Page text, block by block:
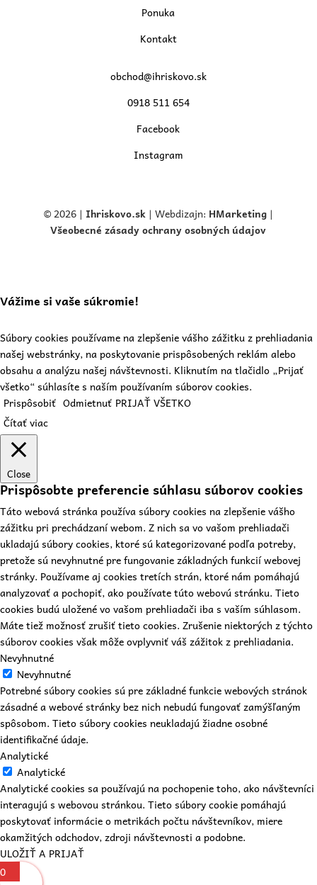
Ponuka
Kontakt
obchod@ihriskovo.sk
0918 511 654
Facebook
Instagram
© 2026 | Ihriskovo.sk| Webdizajn: HMarketing |
Všeobecné zásady ochrany osobných údajov
Vážime si vaše súkromie!
Súbory cookies používame na zlepšenie vášho zážitku z prehliadania
našej webstránky, na poskytovanie prispôsobených reklám alebo
obsahu a analýzu našej návštevnosti. Kliknutím na tlačidlo „Prijať
všetko“ súhlasíte s naším používaním súborov cookies.
Prispôsobiť Odmietnuť PRIJAŤ VŠETKO
Čítať viac
Close
Prispôsobte preferencie súhlasu súborov cookies
Táto webová stránka používa súbory cookies na zlepšenie vášho
zážitku pri prechádzaní webom. Z nich sa vo vašom prehliadači
ukladajú súbory cookies, ktoré sú kategorizované podľa potreby,
pretože sú nevyhnutné pre fungovanie základných funkcií webovej
stránky. Používame aj cookies tretích strán, ktoré nám pomáhajú
analyzovať a pochopiť, ako používate túto webovú stránku. Tieto
cookies budú uložené vo vašom prehliadači iba s vaším súhlasom.
Máte tiež možnosť zrušiť tieto cookies. Zrušenie niektorých z týchto
súborov cookies však môže ovplyvniť váš zážitok z prehliadania.
Nevyhnutné
Nevyhnutné
Potrebné súbory cookies sú pre základné funkcie webových stránok
zásadné a webové stránky bez nich nebudú fungovať zamýšľaným
spôsobom. Tieto súbory cookies neukladajú žiadne osobné
identifikačné údaje.
Analytické
Analytické
Analytické cookies sa používajú na pochopenie toho, ako návštevníci
interagujú s webovou stránkou. Tieto súbory cookie pomáhajú
poskytovať informácie o metrikách počtu návštevníkov, miere
okamžitých odchodov, zdroji návštevnosti a podobne.
ULOŽIŤ A PRIJAŤ
0